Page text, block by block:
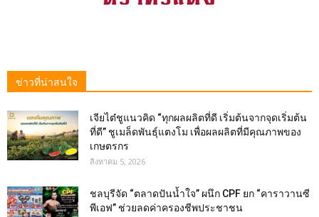
ข่าวที่น่าสนใจ
เจียไต๋ชูแนวคิด “ทุกผลผลิตที่ดี เริ่มต้นจากจุดเริ่มต้น
ที่ดี” ชูเมล็ดพันธุ์แตงโม เพื่อผลผลิตที่มีคุณภาพของ
เกษตรกร
สิงหาคม 5, 2026
ชลบุรีจัด “ตลาดปันน้ำใจ” ผนึก CPF ยก “คาราวานซี
พีเอฟ” ช่วยลดค่าครองชีพประชาชน